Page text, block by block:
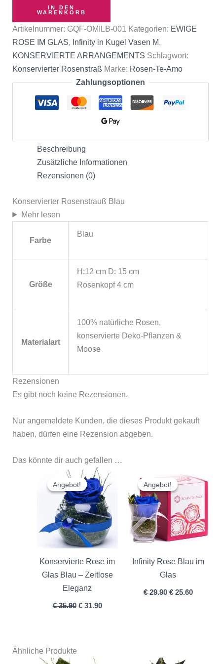
IN DEN
WARENKORB
Artikelnummer: GQF-OMILB-001 Kategorien: EWIGE
ROSE IM GLAS, Infinity in Kugel Vasen M,
KONSERVIERTE ARRANGEMENTS Schlagwort:
Konservierter Rosenstraß Marke: Rosen-Te-Amo
Zahlungsoptionen
Beschreibung
Zusätzliche Informationen
Rezensionen (0)
Konservierter Rosenstrauß Blau
Mehr lesen
Farbe
Blau
Größe
H:12 cm D: 15 cm
Rosenkopf 4 cm
Materialart
‎100% natürliche Rosen,
konservierte Deko-Pflanzen &
Moose
Rezensionen
Es gibt noch keine Rezensionen.
Nur angemeldete Kunden, die dieses Produkt gekauft
haben, dürfen eine Rezension abgeben.
Das könnte dir auch gefallen …
Angebot!
Angebot!
Konservierte Rose im
Glas Blau – Zeitlose
Eleganz
€35.90
Ursprünglicher
Preis
war:
€ 35.90
€31.90
Aktueller
Preis
ist:
€ 31.90.
Angebot!
Angebot!
Infinity Rose Blau im
Glas
€29.90
Preis
war:
€ 29.90
€25.60
Preis
€ 25.60.
Ähnliche Produkte
Ursprünglicher
Ursprünglicher